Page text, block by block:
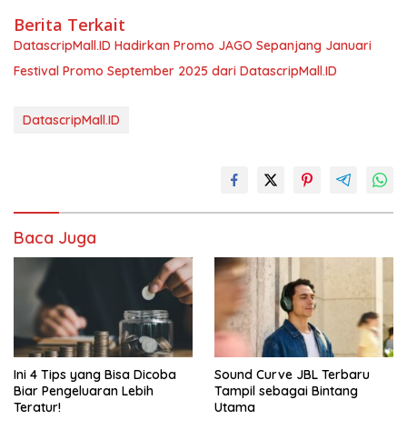
Berita Terkait
DatascripMall.ID Hadirkan Promo JAGO Sepanjang Januari
Festival Promo September 2025 dari DatascripMall.ID
DatascripMall.ID
Baca Juga
Ini 4 Tips yang Bisa Dicoba
Biar Pengeluaran Lebih
Teratur!
Sound Curve JBL Terbaru
Tampil sebagai Bintang
Utama